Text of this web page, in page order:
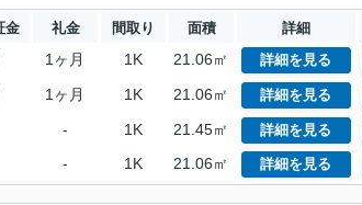
金 礼金 間取り 面積 詳細
1ヶ月 1K 21.06㎡ 詳細を見る
1ヶ月 1K 21.06㎡ 詳細を見る
- 1K 21.45㎡ 詳細を見る
- 1K 21.06㎡ 詳細を見る